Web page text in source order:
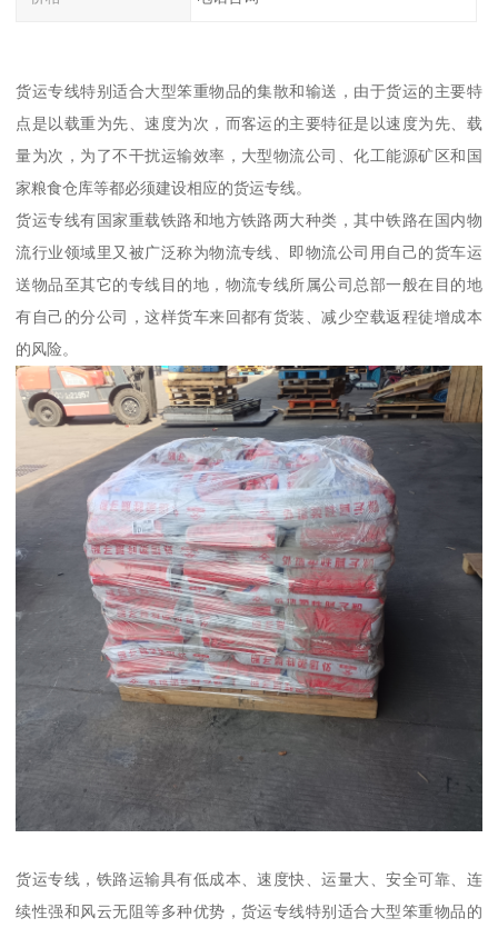
货运专线特别适合大型笨重物品的集散和输送，由于货运的主要特
点是以载重为先、速度为次，而客运的主要特征是以速度为先、载
量为次，为了不干扰运输效率，大型物流公司、化工能源矿区和国
家粮食仓库等都必须建设相应的货运专线。
货运专线有国家重载铁路和地方铁路两大种类，其中铁路在国内物
流行业领域里又被广泛称为物流专线、即物流公司用自己的货车运
送物品至其它的专线目的地，物流专线所属公司总部一般在目的地
有自己的分公司，这样货车来回都有货装、减少空载返程徒增成本
的风险。
货运专线，铁路运输具有低成本、速度快、运量大、安全可靠、连
续性强和风云无阻等多种优势，货运专线特别适合大型笨重物品的